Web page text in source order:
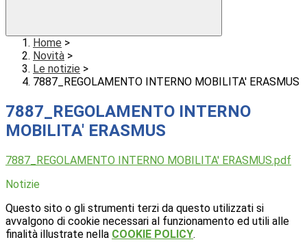
Home >
Novità >
Le notizie >
7887_REGOLAMENTO INTERNO MOBILITA' ERASMUS
7887_REGOLAMENTO INTERNO
MOBILITA' ERASMUS
7887_REGOLAMENTO INTERNO MOBILITA' ERASMUS.pdf
Notizie
Questo sito o gli strumenti terzi da questo utilizzati si
avvalgono di cookie necessari al funzionamento ed utili alle
finalità illustrate nella COOKIE POLICY.